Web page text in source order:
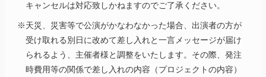
キャンセルは対応致しかねますのでご了承ください。
※天災、災害等で公演がかなわなかった場合、出演者の方が
受け取れる別日に改めて差し入れと一言メッセージが届け
られるよう、主催者様と調整をいたします。その際、発注
時費用等の関係で差し入れの内容（プロジェクトの内容）